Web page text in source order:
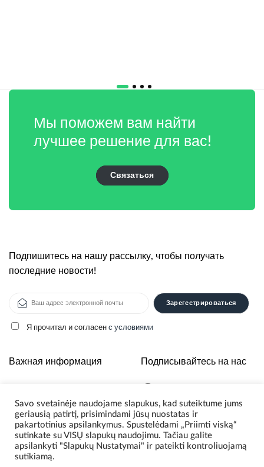
Мы поможем вам найти
лучшее решение для вас!
Связаться
Подпишитесь на нашу рассылку, чтобы получать
последние новости!
Я прочитал и согласен с условиями
Важная информация
Политика
конфиденциальности
Подписывайтесь на нас
Savo svetainėje naudojame slapukus, kad suteiktume jums
geriausią patirtį, prisimindami jūsų nuostatas ir
pakartotinius apsilankymus. Spustelėdami „Priimti viską“
sutinkate su VISŲ slapukų naudojimu. Tačiau galite
apsilankyti "Slapukų Nustatymai" ir pateikti kontroliuojamą
sutikiamą.